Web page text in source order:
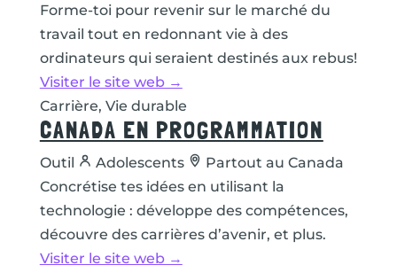
Forme-toi pour revenir sur le marché du
travail tout en redonnant vie à des
ordinateurs qui seraient destinés aux rebus!
Visiter le site web →
Carrière, Vie durable
CANADA EN PROGRAMMATION
Outil Adolescents
Partout au Canada
Concrétise tes idées en utilisant la
technologie : développe des compétences,
découvre des carrières d’avenir, et plus.
Visiter le site web →